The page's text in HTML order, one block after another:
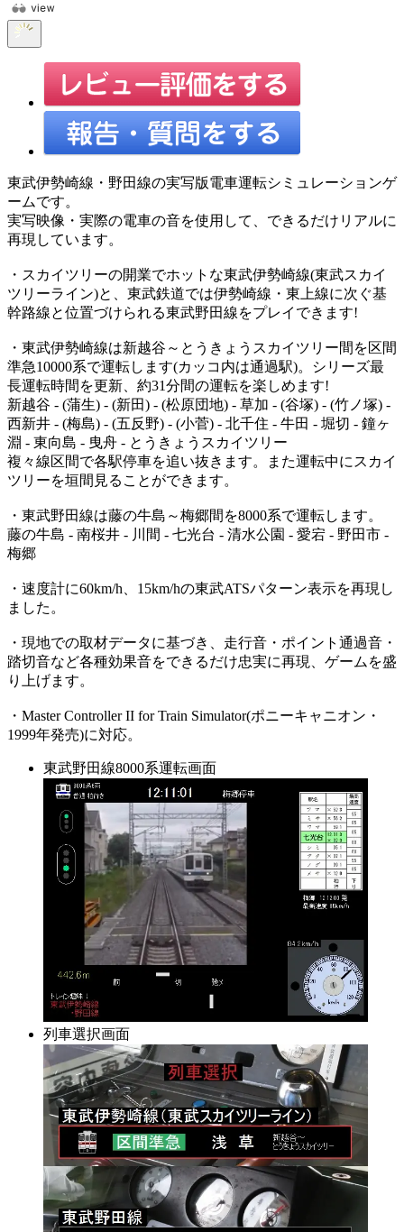
東武伊勢崎線・野田線の実写版電車運転シミュレーションゲ
ームです。
実写映像・実際の電車の音を使用して、できるだけリアルに
再現しています。
・スカイツリーの開業でホットな東武伊勢崎線(東武スカイ
ツリーライン)と、東武鉄道では伊勢崎線・東上線に次ぐ基
幹路線と位置づけられる東武野田線をプレイできます!
・東武伊勢崎線は新越谷～とうきょうスカイツリー間を区間
準急10000系で運転します(カッコ内は通過駅)。シリーズ最
長運転時間を更新、約31分間の運転を楽しめます!
新越谷 - (蒲生) - (新田) - (松原団地) - 草加 - (谷塚) - (竹ノ塚) -
西新井 - (梅島) - (五反野) - (小菅) - 北千住 - 牛田 - 堀切 - 鐘ヶ
淵 - 東向島 - 曳舟 - とうきょうスカイツリー
複々線区間で各駅停車を追い抜きます。また運転中にスカイ
ツリーを垣間見ることができます。
・東武野田線は藤の牛島～梅郷間を8000系で運転します。
藤の牛島 - 南桜井 - 川間 - 七光台 - 清水公園 - 愛宕 - 野田市 -
梅郷
・速度計に60km/h、15km/hの東武ATSパターン表示を再現し
ました。
・現地での取材データに基づき、走行音・ポイント通過音・
踏切音など各種効果音をできるだけ忠実に再現、ゲームを盛
り上げます。
・Master Controller II for Train Simulator(ポニーキャニオン・
1999年発売)に対応。
東武野田線8000系運転画面
列車選択画面